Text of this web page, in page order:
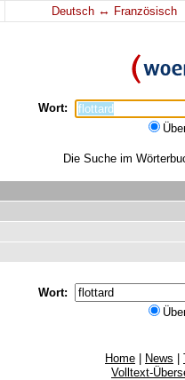
Deutsch ↔ Französisch
Wort:
Die Suche im
Wort:
Home News
Volltext-